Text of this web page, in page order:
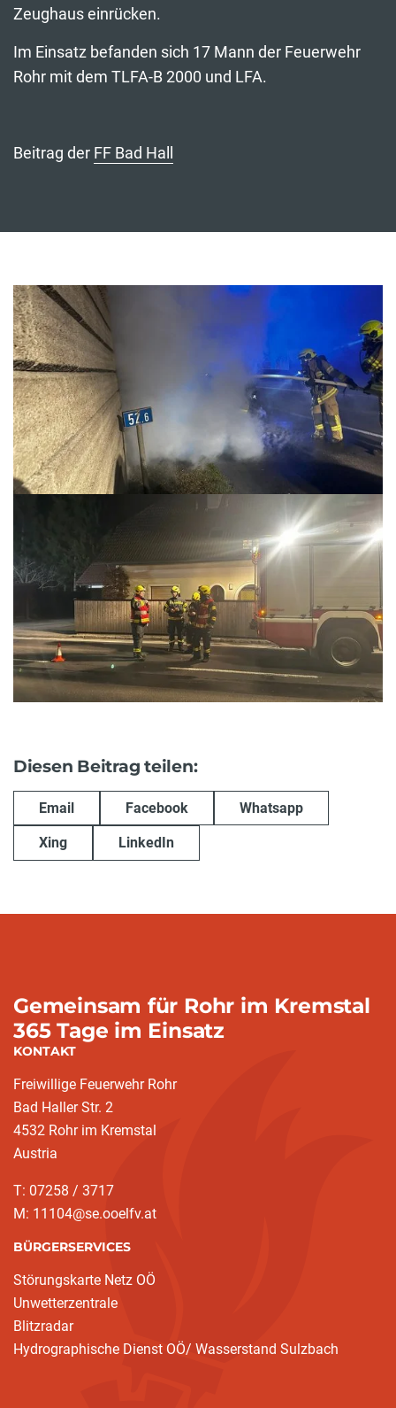
Zeughaus einrücken.
Im Einsatz befanden sich 17 Mann der Feuerwehr
Rohr mit dem TLFA-B 2000 und LFA.
Beitrag der FF Bad Hall
Diesen Beitrag teilen:
Email Facebook Whatsapp
Xing LinkedIn
Gemeinsam für Rohr im Kremstal
365 Tage im Einsatz
KONTAKT
Freiwillige Feuerwehr Rohr
Bad Haller Str. 2
4532 Rohr im Kremstal
Austria
T: 07258 / 3717
M: 11104@se.ooelfv.at
BÜRGERSERVICES
Störungskarte Netz OÖ
Unwetterzentrale
Blitzradar
Hydrographische Dienst OÖ/ Wasserstand Sulzbach